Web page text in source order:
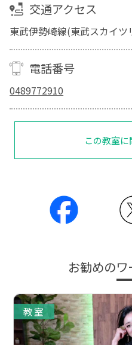
交通アクセス
東武伊勢崎線(東武スカイ
電話番号
0489772910
この教室
お勧めの
教室